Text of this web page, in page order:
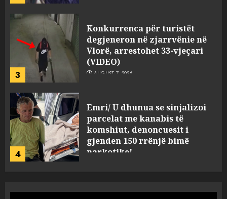
3
Konkurrenca për turistët
degjeneron në zjarrvënie në
Vlorë, arrestohet 33-vjeçari
(VIDEO)
AUGUST 7, 2026
4
Emri/ U dhunua se sinjalizoi
parcelat me kanabis të
komshiut, denoncuesit i
gjenden 150 rrënjë bimë
narkotike!